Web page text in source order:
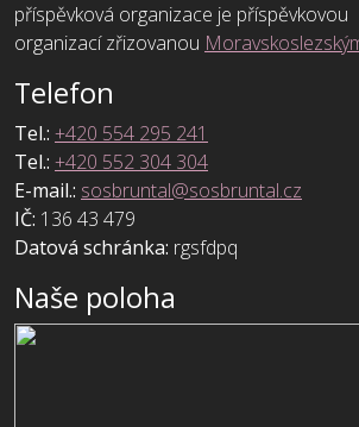
příspěvková organizace je příspěvkovou
organizací zřizovanou
Telefon
Tel.: +420 554 295 241
Tel.: +420 552 304 304
E-mail.: sosbruntal@sosbruntal.cz
IČ: 136 43 479
Datová schránka: rgsfdpq
Naše poloha